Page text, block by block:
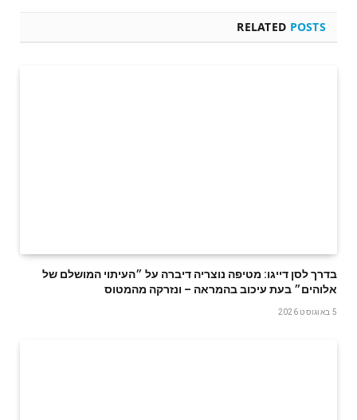
RELATED POSTS
בדרך לסן דייגו: מטיפה נוצריה דיברה על ״העיתוי המושלם של
אלוהים״ בעת עיכוב בהמראה – ונזרקה מהמטוס
5 באוגוסט 2026